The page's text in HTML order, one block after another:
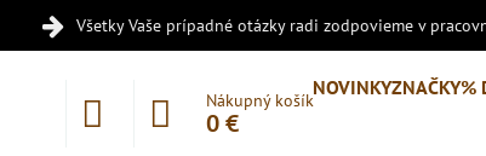
Všetky Vaše prípadné otázky radi zodpovieme v
Nákupný košík
0 €
NOVINKYZNAČKY%